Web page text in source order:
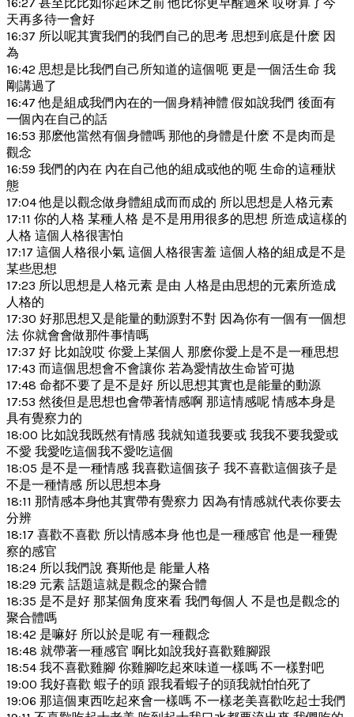
天再多待一會好
16:37 所以呢其實我們的我們自己的思考 思想到底是什麽 因
為
16:42 思想是比我們自己所知道的這個呃 更是一個活生命 我
剛講過了
16:47 他是組成我們內在的一個身精神體 假如說我們 後面有
一個內在自己的話
16:53 那麽他當然有個身體嗎 那他的身體是什麽 不是肉而是
觀念
16:59 我們的內在 內在自己他的組成或他的呃 生命的這種狀
態
17:04 他是以觀念做身體組成而而成的 所以思想是人格元素
17:11 你的人格 某種人格 是不是用用很多的思想 所造成這樣的
人格 這個人格很害怕
17:17 這個人格很小氣 這個人格很害羞 這個人格的組成是不是
某些思想
17:23 所以思想是人格元素 是由 人格是由思想的元素所造成
人格的
17:30 好那思想又是能量的動源對不對 因為你有一個有一個想
法 你就會會做那件事情嗎
17:37 好 比如說哎 你愛上某個人 那麽你愛上是不是一種思想
17:43 而這個思想會不會讓你 若為愛情故生命皆可拋
17:48 命都不要了是不是好 所以思想其實也是能量的動源
17:53 然後但是思想也會帶著情感啊 那這情感呢 情感本身是
具有覺察力的
18:00 比如說我既然有情感 我就知道我要或 我我不要我愛或
不愛 我愛吃這個我不愛吃這個
18:05 是不是一種情感 我喜歡這個孩子 我不喜歡這個孩子是
不是一種情感 所以思想本身
18:11 那情感本身他其實帶有覺察力 因為有情感就代表你要去
分辨
18:17 喜歡不喜歡 所以情感本身 他也是一種感官 他是一種覺
察的感官
18:24 所以我們說 賽斯他是 能量人格
18:29 元素 話題這就是觀念的聚合體
18:35 是不是好 那某個角度來看 我們每個人 不是也是觀念的
聚合體嗎
18:42 是嘛好 所以於是呢 有一種觀念
18:48 就帶著一種感官 啊比如說我好喜歡雞腳跟
18:54 我不喜歡雞腳 你雞腳吃起來味道一樣嗎 不一樣對吧
19:00 我好喜歡 蝦子的頭 跟我看蝦子的頭我就怕怕死了
19:06 那這個東西吃起來會一樣嗎 不一樣老美喜歡吃起士我們